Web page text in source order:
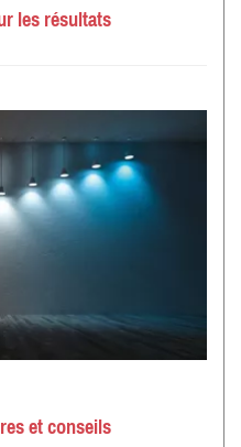
les résultats
et conseils